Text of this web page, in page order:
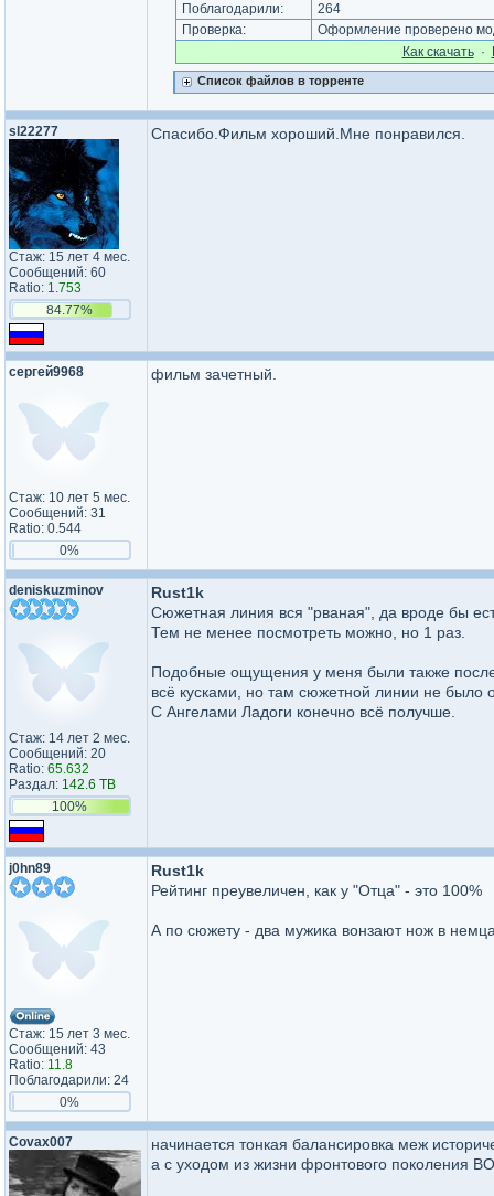
Поблагодарили:
264
Проверка:
Оформление проверено
Как cкачать·
Список файлов в торренте
sl22277
Стаж: 15 лет 4 мес.
Сообщений: 60
Ratio: 1.753
84.77%
Спасибо.Фильм хороший.Мне понравился.
сергей9968
Стаж: 10 лет 5 мес.
Сообщений: 31
Ratio: 0.544
0%
фильм зачетный.
deniskuzminov
Стаж: 14 лет 2 мес.
Сообщений: 20
Ratio: 65.632
Раздал: 142.6 TB
100%
Rust1k
Сюжетная линия вся "рваная", да вроде бы
Тем не менее посмотреть можно, но 1 раз.
Подобные ощущения у меня были также
всё кусками, но там сюжетной линии не
С Ангелами Ладоги конечно всё получше.
j0hn89
Стаж: 15 лет 3 мес.
Сообщений: 43
Ratio: 11.8
Поблагодарили: 24
0%
Rust1k
Рейтинг преувеличен, как у "Отца" - это 100%
А по сюжету - два мужика вонзают нож в
Covax007
начинается тонкая балансировка меж
а с уходом из жизни фронтового поколения